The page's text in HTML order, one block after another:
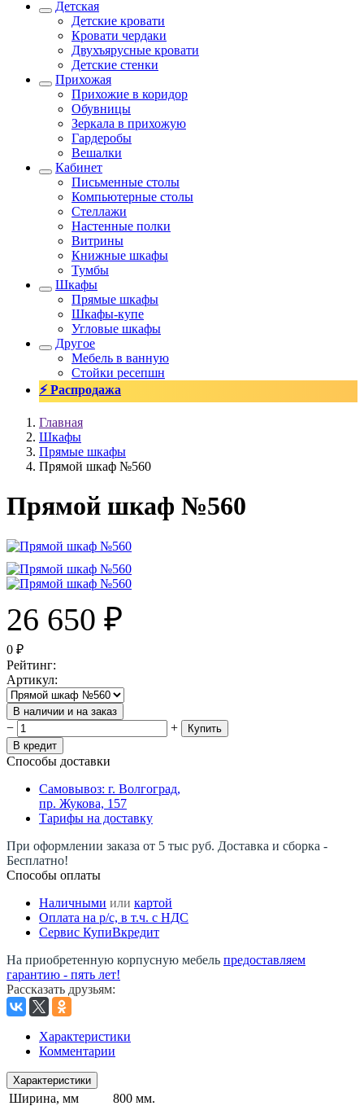
Детская
Детские кровати
Кровати чердаки
Двухъярусные кровати
Детские стенки
Прихожая
Прихожие в коридор
Обувницы
Зеркала в прихожую
Гардеробы
Вешалки
Кабинет
Письменные столы
Компьютерные столы
Стеллажи
Настенные полки
Витрины
Книжные шкафы
Тумбы
Шкафы
Прямые шкафы
Шкафы-купе
Угловые шкафы
Другое
Мебель в ванную
Стойки ресепшн
⚡ Распродажа
Главная
Шкафы
Прямые шкафы
Прямой шкаф №560
Прямой шкаф №560
26 650 ₽
0 ₽
Рейтинг:
Артикул:
В наличии и на заказ
− +
Купить
В кредит
Способы доставки
Самовывоз: г. Волгоград,
пр. Жукова, 157
Тарифы на доставку
При оформлении заказа от 5 тыс руб. Доставка и сборка -
Бесплатно!
Способы оплаты
Наличными или картой
Оплата на р/c, в т.ч. с НДС
Сервис КупиВкредит
На приобретенную корпусную мебель предоставляем
гарантию - пять лет!
Рассказать друзьям:
Характеристики
Комментарии
Характеристики
Ширина, мм
800 мм.